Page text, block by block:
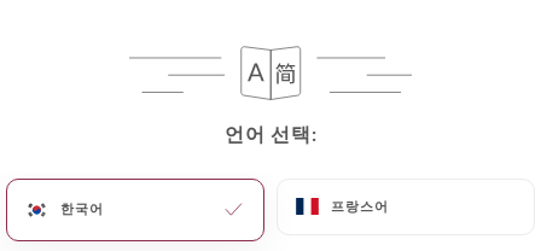
언어 선택:
한국어 프랑스어
언어 선택:
한국어 프랑스어